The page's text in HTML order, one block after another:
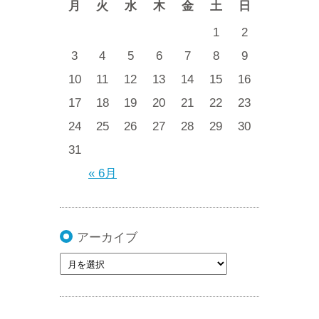
月 火 水 木 金 土 日
« 6月
1
2
3
4 5 6 7 8
9
10
11 12 13 14 15
16
17
18 19 20 21 22
23
24
25 26 27 28 29
30
31
アーカイブ